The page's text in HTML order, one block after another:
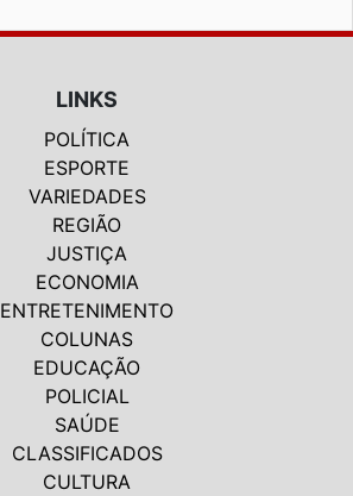
LINKS
POLÍTICA
ESPORTE
VARIEDADES
REGIÃO
JUSTIÇA
ECONOMIA
ENTRETENIMENTO
COLUNAS
EDUCAÇÃO
POLICIAL
SAÚDE
CLASSIFICADOS
CULTURA